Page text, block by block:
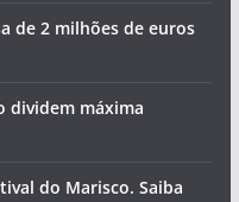
de 2 milhões de euros
dividem máxima
do Marisco. Saiba